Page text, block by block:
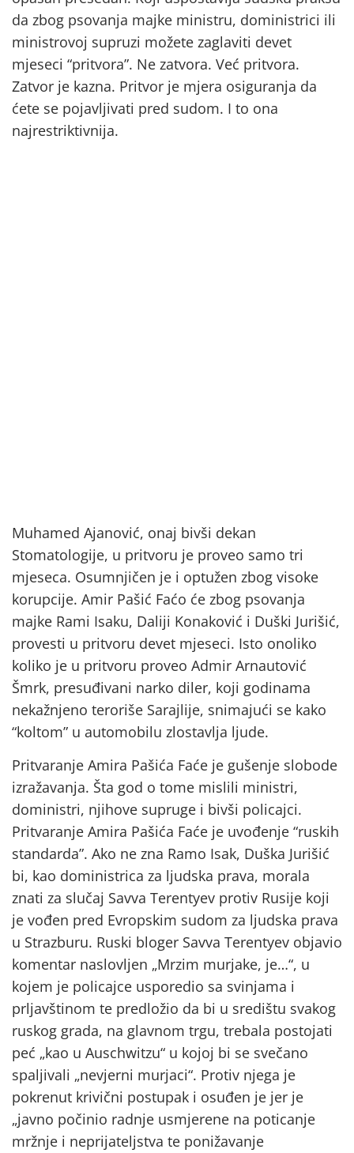
da zbog psovanja majke ministru, doministrici ili
ministrovoj supruzi možete zaglaviti devet
mjeseci “pritvora”. Ne zatvora. Već pritvora.
Zatvor je kazna. Pritvor je mjera osiguranja da
ćete se pojavljivati pred sudom. I to ona
najrestriktivnija.
Muhamed Ajanović, onaj bivši dekan
Stomatologije, u pritvoru je proveo samo tri
mjeseca. Osumnjičen je i optužen zbog visoke
korupcije. Amir Pašić Faćo će zbog psovanja
majke Rami Isaku, Daliji Konaković i Duški Jurišić,
provesti u pritvoru devet mjeseci. Isto onoliko
koliko je u pritvoru proveo Admir Arnautović
Šmrk, presuđivani narko diler, koji godinama
nekažnjeno teroriše Sarajlije, snimajući se kako
“koltom” u automobilu zlostavlja ljude.
Pritvaranje Amira Pašića Faće je gušenje slobode
izražavanja. Šta god o tome mislili ministri,
doministri, njihove supruge i bivši policajci.
Pritvaranje Amira Pašića Faće je uvođenje “ruskih
standarda”. Ako ne zna Ramo Isak, Duška Jurišić
bi, kao doministrica za ljudska prava, morala
znati za slučaj Savva Terentyev protiv Rusije koji
je vođen pred Evropskim sudom za ljudska prava
u Strazburu. Ruski bloger Savva Terentyev objavio
komentar naslovljen „Mrzim murjake, je…“, u
kojem je policajce usporedio sa svinjama i
prljavštinom te predložio da bi u središtu svakog
ruskog grada, na glavnom trgu, trebala postojati
peć „kao u Auschwitzu“ u kojoj bi se svečano
spaljivali „nevjerni murjaci“. Protiv njega je
pokrenut krivični postupak i osuđen je jer je
„javno počinio radnje usmjerene na poticanje
mržnje i neprijateljstva te ponižavanje